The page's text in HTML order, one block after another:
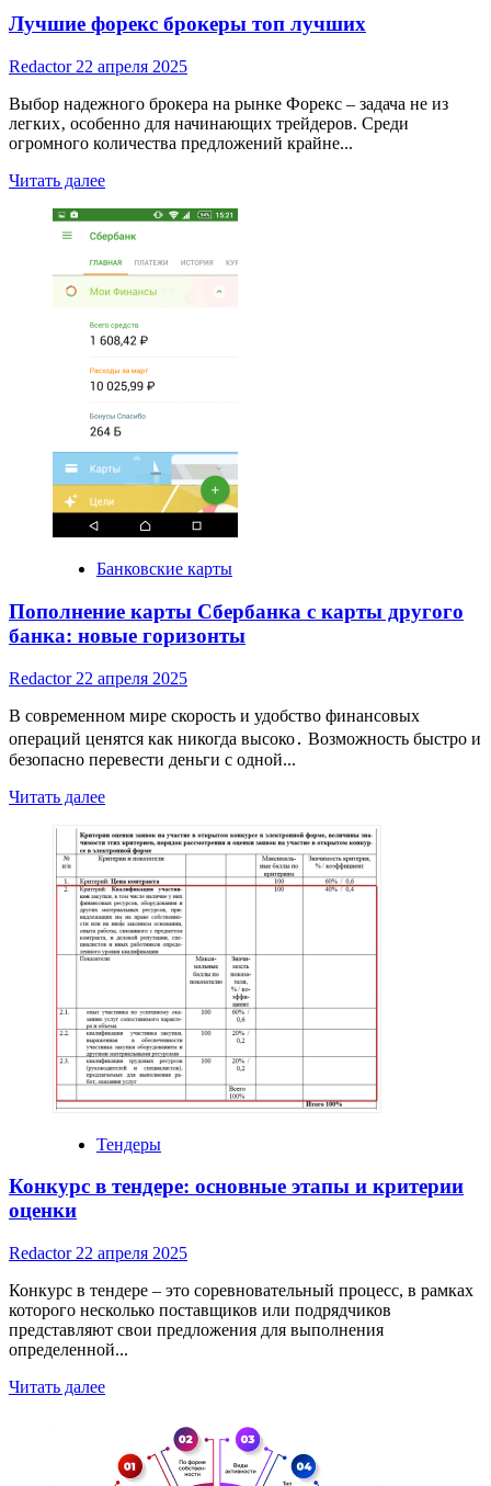
Лучшие форекс брокеры топ лучших
Redactor 22 апреля 2025
Выбор надежного брокера на рынке Форекс – задача не из
легких‚ особенно для начинающих трейдеров. Среди
огромного количества предложений крайне...
Читать далееRead
about
Лучшие
форекс
брокеры
топ
Банковские карты
Пополнение карты Сбербанка с карты другого
банка: новые горизонты
Redactor 22 апреля 2025
В современном мире скорость и удобство финансовых
операций ценятся как никогда высоко․ Возможность быстро и
безопасно перевести деньги с одной...
Читать далееRead
about
Пополнение
карты
Сбербанка
с
карты
другого
горизонты
Тендеры
Конкурс в тендере: основные этапы и критерии
оценки
Redactor 22 апреля 2025
Конкурс в тендере – это соревновательный процесс, в рамках
которого несколько поставщиков или подрядчиков
представляют свои предложения для выполнения
определенной...
Читать далееRead
Конкурс